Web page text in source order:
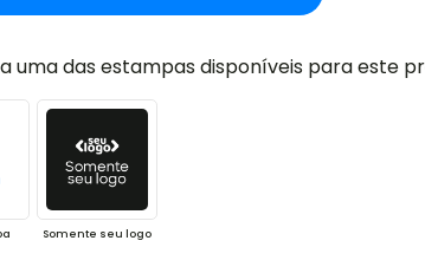
uma das estampas disponíveis para este
Somente seu logo